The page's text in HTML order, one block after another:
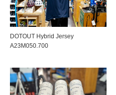
DOTOUT Hybrid Jersey
A23M050.700